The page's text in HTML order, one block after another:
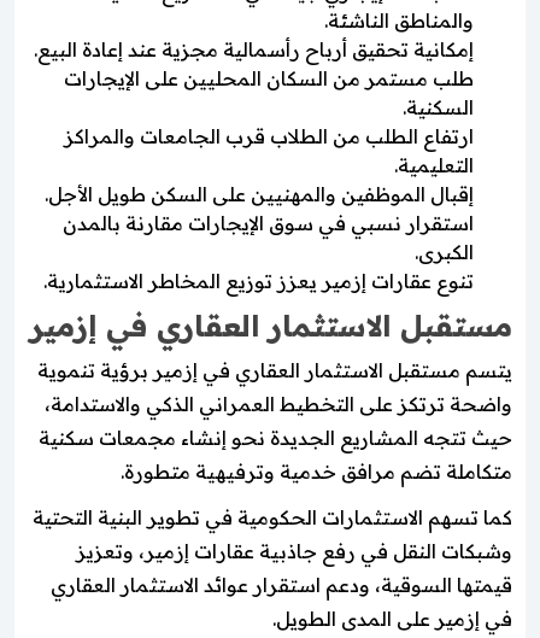
والمناطق الناشئة.
إمكانية تحقيق أرباح رأسمالية مجزية عند إعادة البيع.
طلب مستمر من السكان المحليين على الإيجارات
السكنية.
ارتفاع الطلب من الطلاب قرب الجامعات والمراكز
التعليمية.
إقبال الموظفين والمهنيين على السكن طويل الأجل.
استقرار نسبي في سوق الإيجارات مقارنة بالمدن
الكبرى.
تنوع عقارات إزمير يعزز توزيع المخاطر الاستثمارية.
مستقبل الاستثمار العقاري في إزمير
يتسم مستقبل الاستثمار العقاري في إزمير برؤية تنموية
واضحة ترتكز على التخطيط العمراني الذكي والاستدامة،
حيث تتجه المشاريع الجديدة نحو إنشاء مجمعات سكنية
متكاملة تضم مرافق خدمية وترفيهية متطورة.
كما تسهم الاستثمارات الحكومية في تطوير البنية التحتية
وشبكات النقل في رفع جاذبية عقارات إزمير، وتعزيز
قيمتها السوقية، ودعم استقرار عوائد الاستثمار العقاري
في إزمير على المدى الطويل.